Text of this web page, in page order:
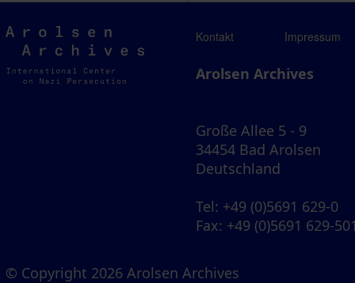
Arolsen
Archives
Kontakt Impressum
Arolsen Archives
Große Allee 5 - 9
34454 Bad Arolsen
Deutschland
Tel: +49 (0)5691 629-0
Fax: +49 (0)5691 629-
© Copyright 2026 Arolsen Archives